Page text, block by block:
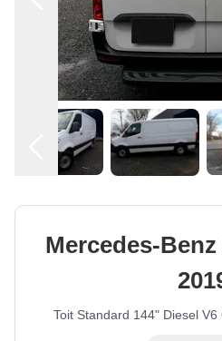
Français
Mercedes-Benz
Toit Standard 144" Diesel